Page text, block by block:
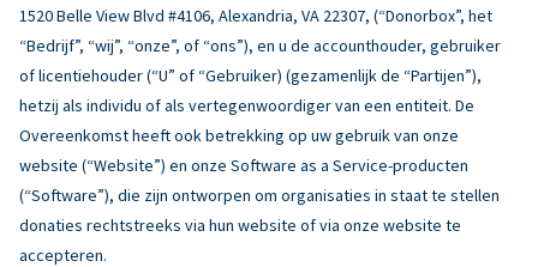
1520 Belle View Blvd #4106, Alexandria, VA 22307, (“Donorbox”, het
“Bedrijf”, “wij”, “onze”, of “ons”), en u de accounthouder, gebruiker
of licentiehouder (“U” of “Gebruiker) (gezamenlijk de “Partijen”),
hetzij als individu of als vertegenwoordiger van een entiteit. De
Overeenkomst heeft ook betrekking op uw gebruik van onze
website (“Website”) en onze Software as a Service-producten
(“Software”), die zijn ontworpen om organisaties in staat te stellen
donaties rechtstreeks via hun website of via onze website te
accepteren.